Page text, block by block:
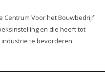
Centrum Voor het Bouwbedrijf
en die heeft tot
te bevorderen.